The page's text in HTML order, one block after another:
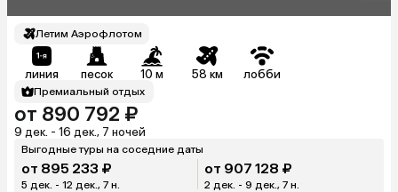
Летим Аэрофлотом
линия песок 10 м 58 км лобби
Премиальный отдых
от 890 792 ₽
9 дек. - 16 дек., 7 ночей
Выгодные туры на соседние даты
от 895 233 ₽
5 дек. - 12 дек., 7 н.
от 907 128 ₽
2 дек. - 9 дек., 7 н.